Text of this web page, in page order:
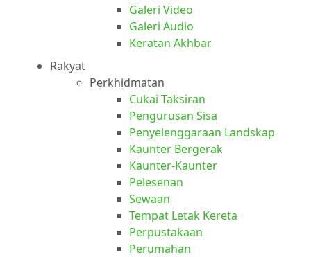
Galeri Video
Galeri Audio
Keratan Akhbar
Rakyat
Perkhidmatan
Cukai Taksiran
Pengurusan Sisa
Penyelenggaraan Landskap
Kaunter Bergerak
Kaunter-Kaunter
Pelesenan
Sewaan
Tempat Letak Kereta
Perpustakaan
Perumahan